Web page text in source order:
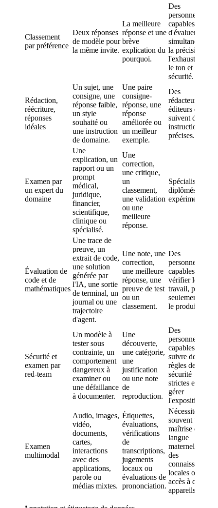
Classement
par préférence
Deux réponses
de modèle pour
la même invite.
La meilleure
réponse et une
brève
explication du
pourquoi.
Des
personnes
capables
d'évaluer
simultanément
la précision,
l'exhaustivité,
le ton et la
sécurité.
Rédaction,
réécriture,
réponses
idéales
Un sujet, une
consigne, une
réponse faible,
un style
souhaité ou
une instruction
de domaine.
Une paire
consigne-
réponse, une
réponse
améliorée ou
un meilleur
exemple.
Des
rédacteurs et
éditeurs qui
suivent des
instructions
précises.
Examen par
un expert du
domaine
Une
explication, un
rapport ou un
prompt
médical,
juridique,
financier,
scientifique,
clinique ou
spécialisé.
Une
correction,
une critique,
un
classement,
une validation
ou une
meilleure
réponse.
Spécialistes
diplômés ou
expérimentés.
Évaluation de
code et de
mathématiques
Une trace de
preuve, un
extrait de code,
une solution
générée par
l'IA, une sortie
de terminal, un
journal ou une
trajectoire
d'agent.
Une note, une
correction,
une meilleure
réponse, une
preuve de test
ou un
classement.
Des
personnes
capables de
vérifier le
travail, pas
seulement de
le produire.
Sécurité et
examen par
red-team
Un modèle à
tester sous
contrainte, un
comportement
dangereux à
examiner ou
une défaillance
à documenter.
Une
découverte,
une catégorie,
une
justification
ou une note
de
reproduction.
Des
personnes
capables de
suivre des
règles de
sécurité
strictes et de
gérer
l'exposition.
Examen
multimodal
Audio, images,
vidéo,
documents,
cartes,
interactions
avec des
applications,
parole ou
médias mixtes.
Étiquettes,
évaluations,
vérifications
de
transcriptions,
jugements
locaux ou
évaluations de
prononciation.
Nécessite
souvent une
maîtrise de la
langue
maternelle,
des
connaissances
locales ou un
accès à des
appareils.